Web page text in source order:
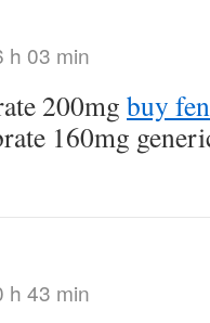
h 03 min
200mg buy
160mg
h 43 min